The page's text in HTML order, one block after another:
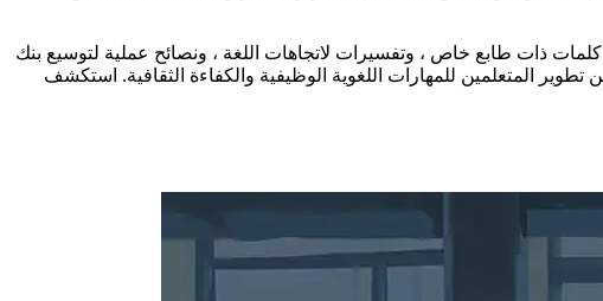
ذات طابع خاص ، وتفسيرات لاتجاهات اللغة ، ونصائح عملية لتوسيع بنك
المتعلمين للمهارات اللغوية الوظيفية والكفاءة الثقافية. استكشف